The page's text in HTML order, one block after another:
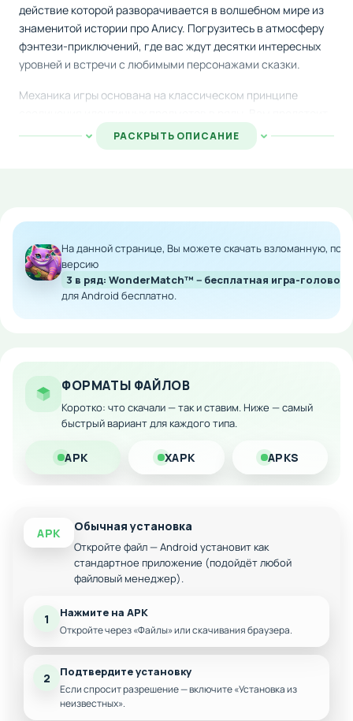
действие которой разворачивается в волшебном мире из
знаменитой истории про Алису. Погрузитесь в атмосферу
фэнтези-приключений, где вас ждут десятки интересных
уровней и встречи с любимыми персонажами сказки.
Механика игры основана на классическом принципе
составлять комбинации из ярких конфет и жевательных
мармеладок, создавая мощные цепочки и комбо для
с главной героиней, раскрывая секреты волшебного мира.
Встречайте Чеширского кота, Белого кролика и других
персонажей, которые помогут вам в прохождении
Неограниченное количество внутриигровой
валюты
Свободный доступ ко всем возможностям без
Всегда готовые усилители и бонусы для
прохождения уровней
РАСКРЫТЬ ОПИСАНИЕ
На данной странице, Вы можете скачать взломанную,
версию
3 в ряд: WonderMatch™－бесплатная игра-
для Android бесплатно.
ФОРМАТЫ ФАЙЛОВ
Коротко: что скачали — так и ставим. Ниже — самый
быстрый вариант для каждого типа.
APK XAPK APKS
APK Обычная установка
Откройте файл — Android установит как
стандартное приложение (подойдёт любой
файловый менеджер).
1 Нажмите на APK
Откройте через «Файлы» или скачивания браузера.
2 Подтвердите установку
Если спросит разрешение — включите «Установка из
неизвестных».